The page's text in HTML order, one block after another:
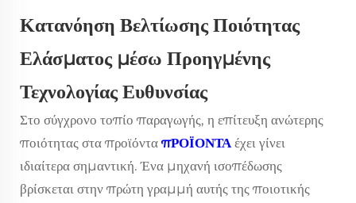
Κατανόηση Βελτίωσης Ποιότητας
Ελάσματος μέσω Προηγμένης
Τεχνολογίας Ευθυνσίας
Στο σύγχρονο τοπίο παραγωγής, η επίτευξη ανώτερης
ποιότητας στα προϊόντα πΡΟΪΟΝΤΑέχει γίνει
ιδιαίτερα σημαντική. Ένα μηχανή ισοπέδωσης
βρίσκεται στην πρώτη γραμμή αυτής της ποιοτικής